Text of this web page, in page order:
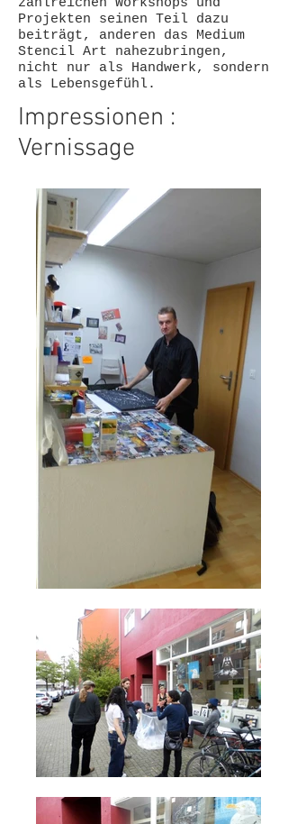
zahlreichen Workshops und
Projekten seinen Teil dazu
beiträgt, anderen das Medium
Stencil Art nahezubringen,
nicht nur als Handwerk, sondern
als Lebensgefühl.
Impressionen :
Vernissage